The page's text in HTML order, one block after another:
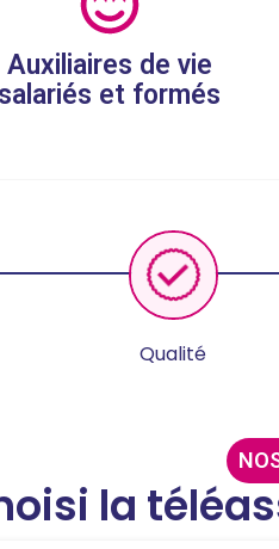
Auxiliaires de vie
salariés et formés
Qualité
la